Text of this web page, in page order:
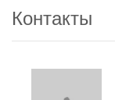
Контакты